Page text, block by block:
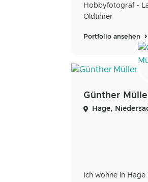
Hobbyfotograf -
Oldtimer
Portfolio ansehen
Günther
Hage,
Ich wohne in